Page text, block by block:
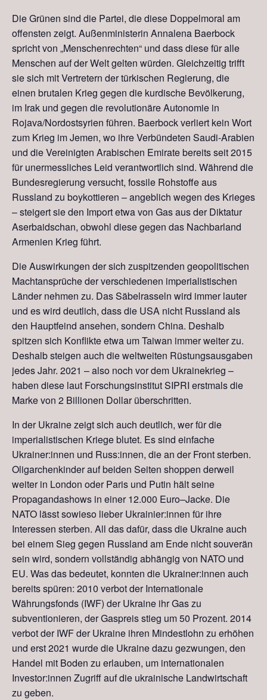
Die Grünen sind die Partei, die diese Doppelmoral am
offensten zeigt. Außenministerin Annalena Baerbock
spricht von „Menschenrechten“ und dass diese für alle
Menschen auf der Welt gelten würden. Gleichzeitig trifft
sie sich mit Vertretern der türkischen Regierung, die
einen brutalen Krieg gegen die kurdische Bevölkerung,
im Irak und gegen die revolutionäre Autonomie in
Rojava/Nordostsyrien führen. Baerbockverliert kein Wort
zum Krieg im Jemen, wo ihreVerbündeten Saudi-Arabien
und die Vereinigten Arabischen Emirate bereits seit 2015
für unermessliches Leid verantwortlich sind. Während die
Bundesregierung versucht, fossile Rohstoffe aus
Russland zu boykottieren – angeblich wegen des Krieges
– steigertsieden Import etwa von Gas ausder Diktatur
Aserbaidschan, obwohl diese gegen das Nachbarland
Armenien Krieg führt.
Die Auswirkungen der sich zuspitzenden geopolitischen
Machtansprüche der verschiedenen imperialistischen
Länder nehmen zu. Das Säbelrasseln wird immer lauter
und es wird deutlich, dass die USA nicht Russland als
den Hauptfeind ansehen, sondern China. Deshalb
spitzen sich Konflikte etwa um Taiwan immer weiter zu.
Deshalb steigen auch die weltweiten Rüstungsausgaben
jedes Jahr. 2021 – also noch vor dem Ukrainekrieg –
haben diese laut Forschungsinstitut SIPRI erstmals die
Marke von 2 Billionen Dollar überschritten.
In der Ukraine zeigt sich auch deutlich, wer für die
imperialistischen Kriege blutet. Es sind einfache
Ukrainer:innen und Russ:innen, die an der Front sterben.
Oligarchenkinder auf beiden Seiten shoppen derweil
weiter in London oder Paris und Putin hält seine
Propagandashows in einer 12.000 Euro–Jacke. Die
NATO lässt sowieso lieber Ukrainier:innen für ihre
Interessen sterben. All das dafür, dass die Ukraine auch
bei einem Sieg gegen Russland am Ende nichtsouverän
sein wird, sondern vollständig abhängig von NATO und
EU. Was das bedeutet, konnten die Ukrainer:innen auch
bereits spüren: 2010 verbot derInternationale
Währungsfonds (IWF) der Ukraine ihr Gas zu
subventionieren, der Gaspreis stieg um 50 Prozent. 2014
verbot der IWF der Ukraine ihren Mindestlohn zu erhöhen
und erst 2021 wurde die Ukraine dazu gezwungen, den
Handel mit Boden zu erlauben, um internationalen
Investor:innen Zugriff auf die ukrainische Landwirtschaft
zu geben.